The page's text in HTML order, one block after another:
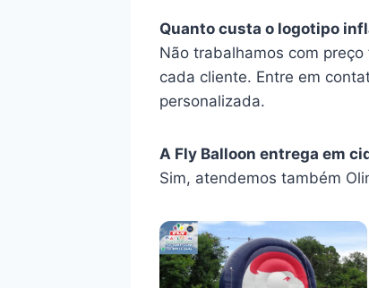
Quanto custa o logotipo
Não trabalhamos com
cada cliente. Entre em
personalizada.
A Fly Balloon entrega em
Sim, atendemos também